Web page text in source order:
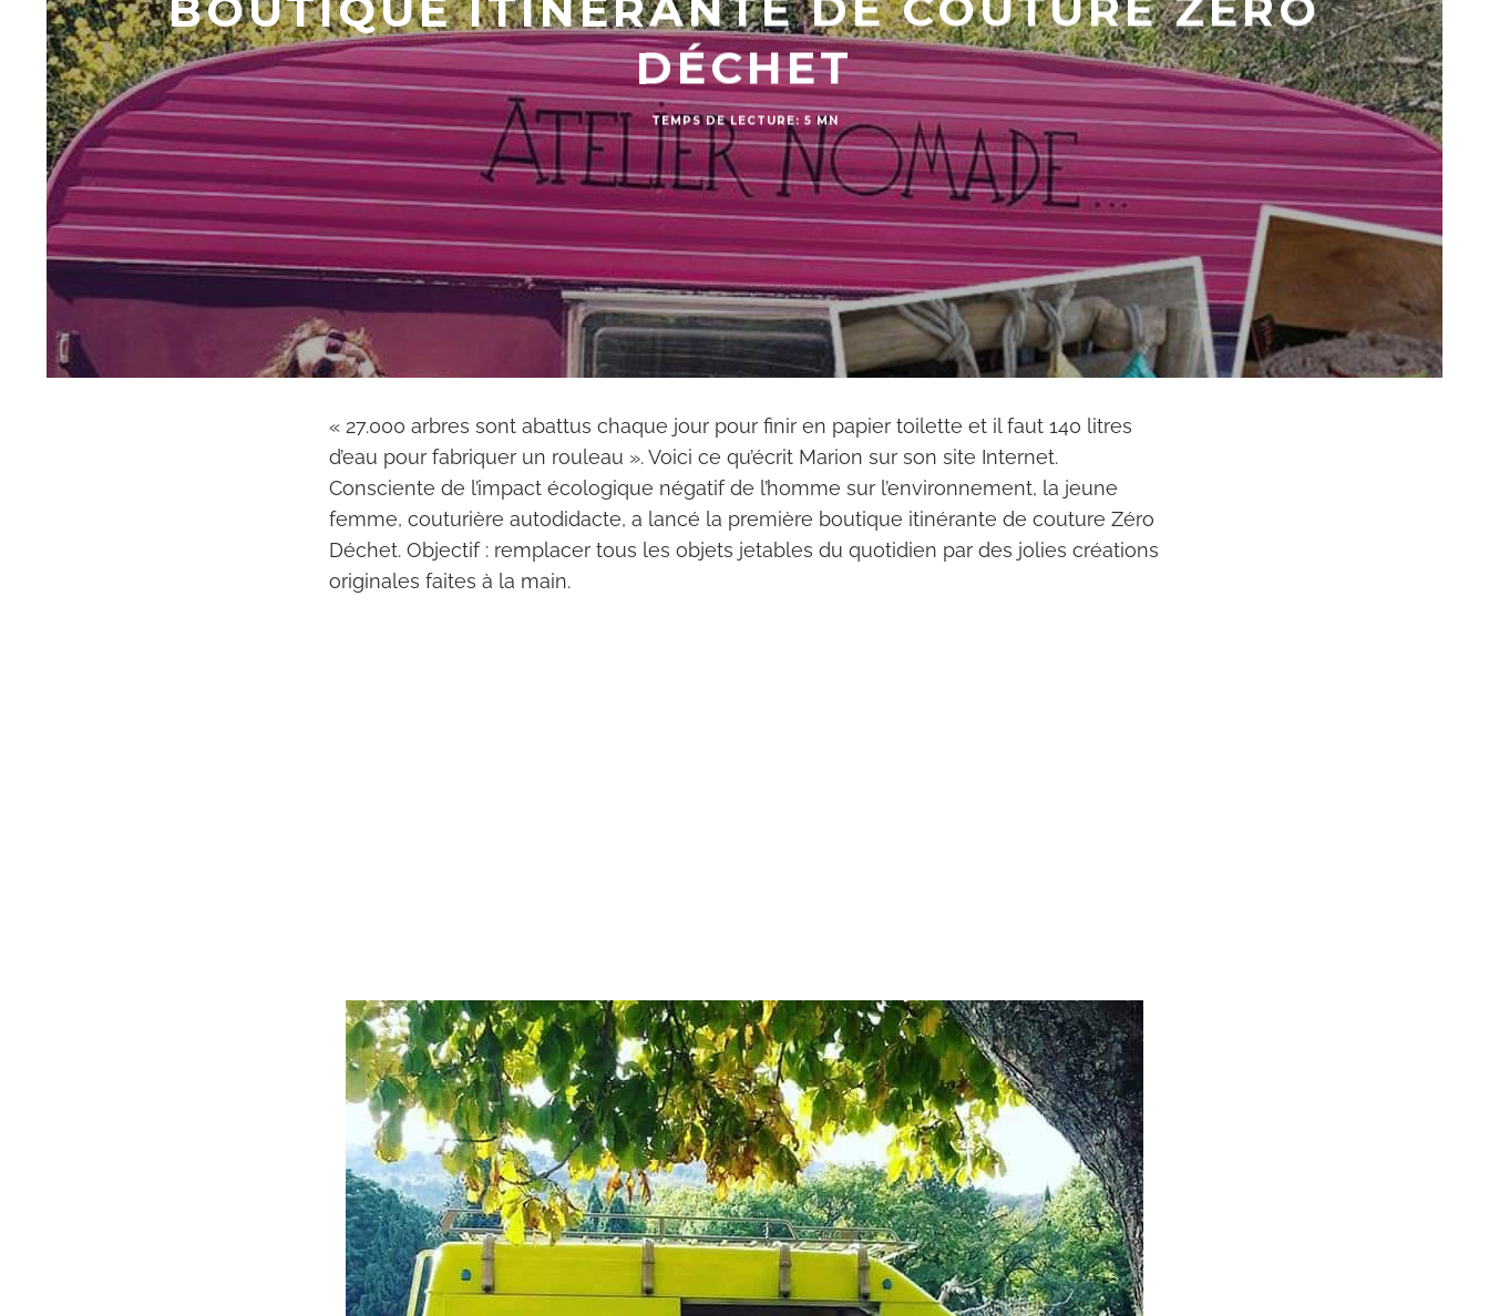
DÉCHET
TEMPS DE LECTURE: 5 MN
« 27.000 arbres sont abattus chaque jour pour finir en papier toilette et il faut 140 litres
d’eau pour fabriquer un rouleau ». Voici ce qu’écrit Marion sur son site Internet.
Consciente de l’impact écologique négatif de l’homme sur l’environnement, la jeune
femme, couturière autodidacte, a lancé la première boutique itinérante de couture Zéro
Déchet. Objectif : remplacer tous les objets jetables du quotidien par des jolies créations
originales faites à la main.